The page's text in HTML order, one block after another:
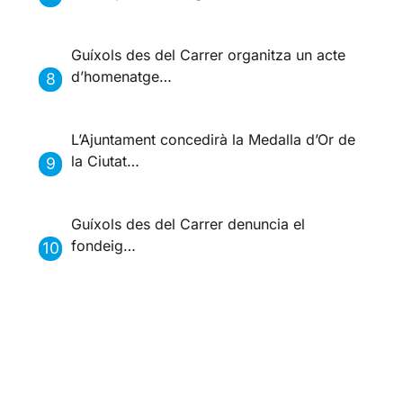
Guíxols des del Carrer organitza un acte
d’homenatge…
L’Ajuntament concedirà la Medalla d’Or de
la Ciutat…
Guíxols des del Carrer denuncia el
fondeig…